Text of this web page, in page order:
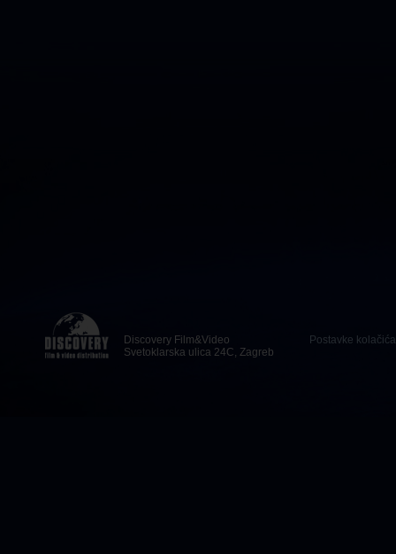
Discovery Film&Video
Svetoklarska ulica 24C, Zagreb
Postavke kolačića